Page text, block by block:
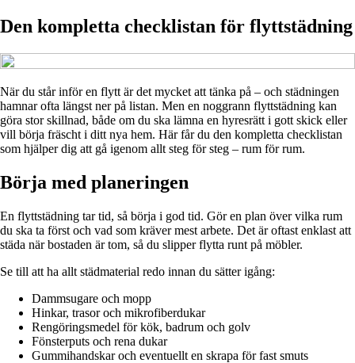
Den kompletta checklistan för flyttstädning
När du står inför en flytt är det mycket att tänka på – och städningen
hamnar ofta längst ner på listan. Men en noggrann flyttstädning kan
göra stor skillnad, både om du ska lämna en hyresrätt i gott skick eller
vill börja fräscht i ditt nya hem. Här får du den kompletta checklistan
som hjälper dig att gå igenom allt steg för steg – rum för rum.
Börja med planeringen
En flyttstädning tar tid, så börja i god tid. Gör en plan över vilka rum
du ska ta först och vad som kräver mest arbete. Det är oftast enklast att
städa när bostaden är tom, så du slipper flytta runt på möbler.
Se till att ha allt städmaterial redo innan du sätter igång:
Dammsugare och mopp
Hinkar, trasor och mikrofiberdukar
Rengöringsmedel för kök, badrum och golv
Fönsterputs och rena dukar
Gummihandskar och eventuellt en skrapa för fast smuts